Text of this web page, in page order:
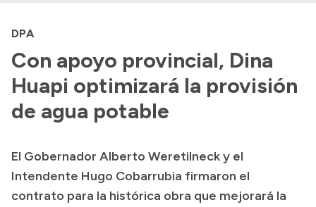
Autoridades
Delegaciones
Normativa
Presupuesto
Boletín Oficial
DPA
Con apoyo provincial, Dina
Huapi optimizará la provisión
de agua potable
El Gobernador Alberto Weretilneck y el
Intendente Hugo Cobarrubia firmaron el
contrato para la histórica obra que mejorará la